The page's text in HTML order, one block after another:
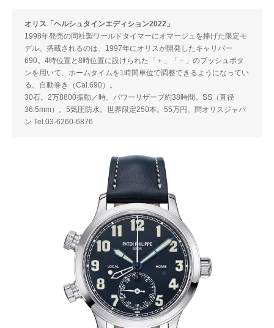
オリス「ヘルシュタインエディション2022」
1998年発売の同社製ワールドタイマーにオマージュを捧げた限定モ
デル。搭載されるのは、1997年にオリスが開発したキャリバー
690。4時位置と8時位置に設けられた「＋」「－」のプッシュボタ
ンを用いて、ホームタイムを1時間単位で調整できるようになってい
る。自動巻き（Cal.690）。
30石。2万8800振動／時。パワーリザーブ約38時間。SS（直径
36.5mm）。5気圧防水。世界限定250本。55万円。問オリスジャパ
ン Tel.03-6260-6876